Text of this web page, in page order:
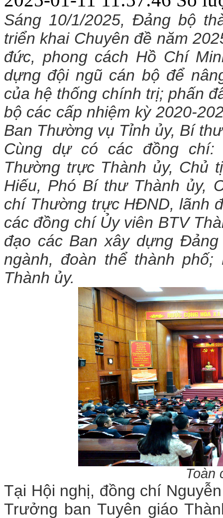
Sáng 10/1/2025,Đảng bộ
triểnkhai Chuyên đề năm
đức, phong cách Hồ Chí
dựng đội ngũ cán bộ để
của hệ thống chính trị; phấn
bộ các cấp nhiệm kỳ 2020-
Ban Thường vụ Tỉnh ủy, Bí
Cùng dự có các đồng chí:
Thường trực Thành ủy, Chủ
Hiếu, Phó Bí thư Thành ủy,
chí Thường trực HĐND, lãnh
các đồng chí Ủy viên BTV
đạo các Ban xây dựng
ngành, đoàn thể thành
Thành ủy.
Toàn
Tại Hội nghị, đồng chí
Trưởng ban Tuyên giáo